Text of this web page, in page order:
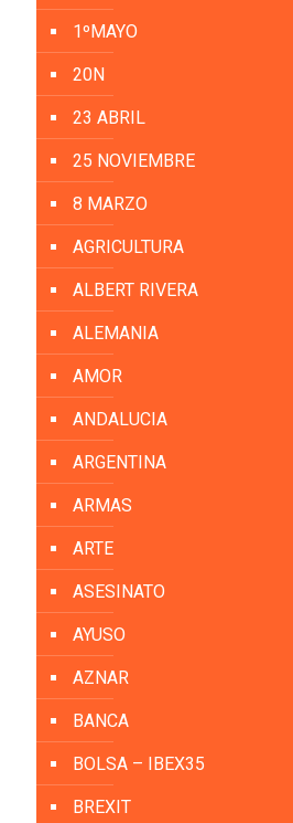
1ºMAYO
20N
23 ABRIL
25 NOVIEMBRE
8 MARZO
AGRICULTURA
ALBERT RIVERA
ALEMANIA
AMOR
ANDALUCIA
ARGENTINA
ARMAS
ARTE
ASESINATO
AYUSO
AZNAR
BANCA
BOLSA – IBEX35
BREXIT